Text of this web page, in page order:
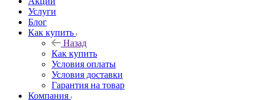
Услуги
Блог
Как купить
Назад
Как купить
Условия оплаты
Условия доставки
Гарантия на товар
Компания